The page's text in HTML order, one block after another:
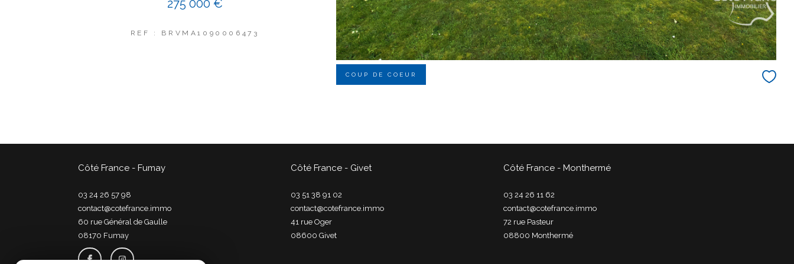
275 000 €
REF : BRVMA1090006473
COUP DE COEUR
Côté France - Fumay
03 24 26 57 98
contact@cotefrance.immo
60 rue Général de Gaulle
08170
fumay
Côté France - Givet
03 51 38 91 02
contact@cotefrance.immo
41 rue Oger
08600
givet
Côté France - Monthermé
03 24 26 11 62
contact@cotefrance.immo
72 rue Pasteur
08800
monthermé